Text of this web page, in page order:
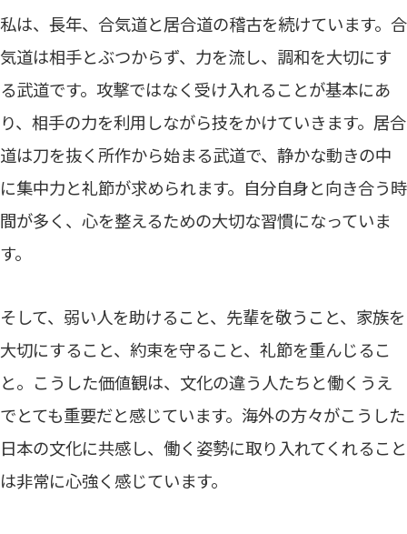
私は、長年、合気道と居合道の稽古を続けています。合
気道は相手とぶつからず、力を流し、調和を大切にす
る武道です。攻撃ではなく受け入れることが基本にあ
り、相手の力を利用しながら技をかけていきます。居合
道は刀を抜く所作から始まる武道で、静かな動きの中
に集中力と礼節が求められます。自分自身と向き合う時
間が多く、心を整えるための大切な習慣になっていま
す。
そして、弱い人を助けること、先輩を敬うこと、家族を
大切にすること、約束を守ること、礼節を重んじるこ
と。こうした価値観は、文化の違う人たちと働くうえ
でとても重要だと感じています。海外の方々がこうした
日本の文化に共感し、働く姿勢に取り入れてくれること
は非常に心強く感じています。